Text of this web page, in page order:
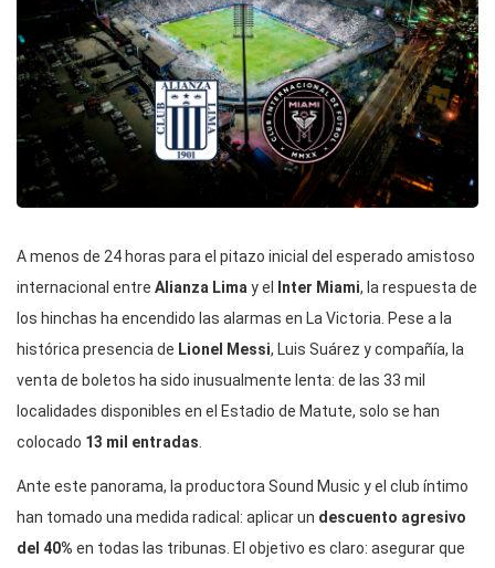
A menos de 24 horas para el pitazo inicial del esperado amistoso
internacional entre Alianza Lima y el Inter Miami, la respuesta de
los hinchas ha encendido las alarmas en La Victoria. Pese a la
histórica presencia de Lionel Messi, Luis Suárez y compañía, la
venta de boletos ha sido inusualmente lenta: de las 33 mil
localidades disponibles en el Estadio de Matute, solo se han
colocado 13 mil entradas
Ante este panorama, la productora Sound Music y el club íntimo
han tomado una medida radical: aplicar un descuento agresivo
del 40% en todas las tribunas. El objetivo es claro: asegurar que